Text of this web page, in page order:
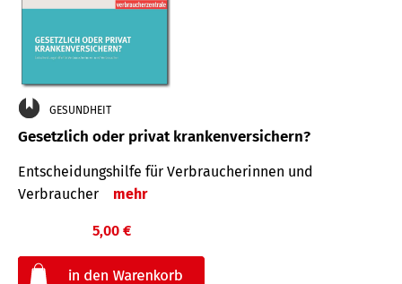
GESUNDHEIT
Gesetzlich oder privat krankenversichern?
Entscheidungshilfe für Verbraucherinnen und
Verbraucher
mehr
5,00 €